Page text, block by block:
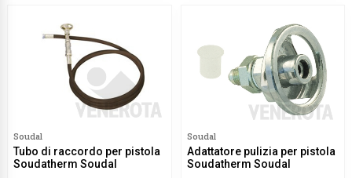
Soudal
Tubo di raccordo per pistola
Soudatherm Soudal
Soudal
Adattatore pulizia per pistola
Soudatherm Soudal